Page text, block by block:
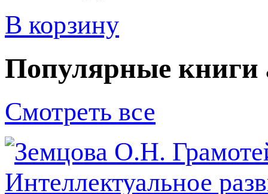
В корзину
Популярные книги
Смотреть все